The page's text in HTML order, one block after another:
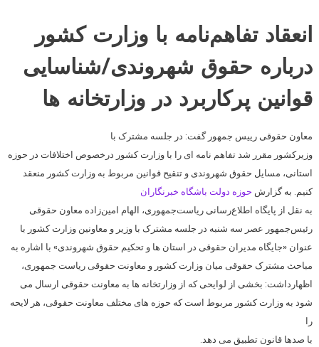
انعقاد تفاهم‌نامه با وزارت کشور
درباره حقوق شهروندی/شناسایی
قوانین پرکاربرد در وزارتخانه ها
معاون حقوقی رییس جمهور گفت: در جلسه مشترک با
وزیرکشور مقرر شد تفاهم نامه ای را با وزارت کشور درخصوص اختلافات در حوزه
استانی، مسایل حقوق شهروندی و تنقیح قوانین مربوط به وزارت کشور منعقد
کنیم. به گزارش حوزه دولت باشگاه خبرنگاران
به نقل از پایگاه اطلاع‌رسانی ریاست‌جمهوری، الهام امین‌زاده معاون حقوقی
رئیس‌جمهور عصر سه شنبه در جلسه مشترک با وزیر و معاونین وزارت کشور با
عنوان «جایگاه مدیران حقوقی در استان ها و تحکیم حقوق شهروندی» با اشاره به
مباحث مشترک حقوقی میان وزارت کشور و معاونت حقوقی ریاست جمهوری،
اظهارداشت: بخشی از لوایحی که از وزارتخانه ها به معاونت حقوقی ارسال می
شود به وزارت کشور مربوط است که حوزه های مختلف معاونت حقوقی، هر لایحه
را
با صدها قانون تطبیق می دهد.